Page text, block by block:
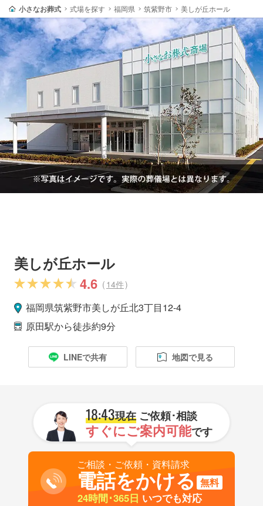
小さなお葬式 式場を探す 福岡県 筑紫野市 美しが丘ホール
美しが丘ホール
4.6 ( 14件)
福岡県筑紫野市美しが丘北3丁目12-4
原田駅から徒歩約9分
LINEで共有 地図で見る
18:43現在ご依頼･相談
すぐにご案内可能です
ご相談・ご依頼・資料請求
電話をかける 無料
24時間･365日 いつでも対応